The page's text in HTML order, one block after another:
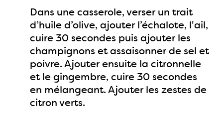
Dans une casserole, verser un trait
d’huile d’olive, ajouter l’échalote, l'ail,
cuire 30 secondes puis ajouter les
champignons et assaisonner de sel et
poivre. Ajouter ensuite la citronnelle
et le gingembre, cuire 30 secondes
en mélangeant. Ajouter les zestes de
citron verts.